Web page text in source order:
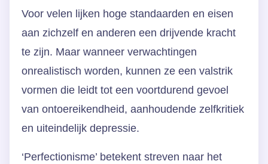
Voor velen lijken hoge standaarden en eisen
aan zichzelf en anderen een drijvende kracht
te zijn. Maar wanneer verwachtingen
onrealistisch worden, kunnen ze een valstrik
vormen die leidt tot een voortdurend gevoel
van ontoereikendheid, aanhoudende zelfkritiek
en uiteindelijk depressie.
‘Perfectionisme’ betekent streven naar het